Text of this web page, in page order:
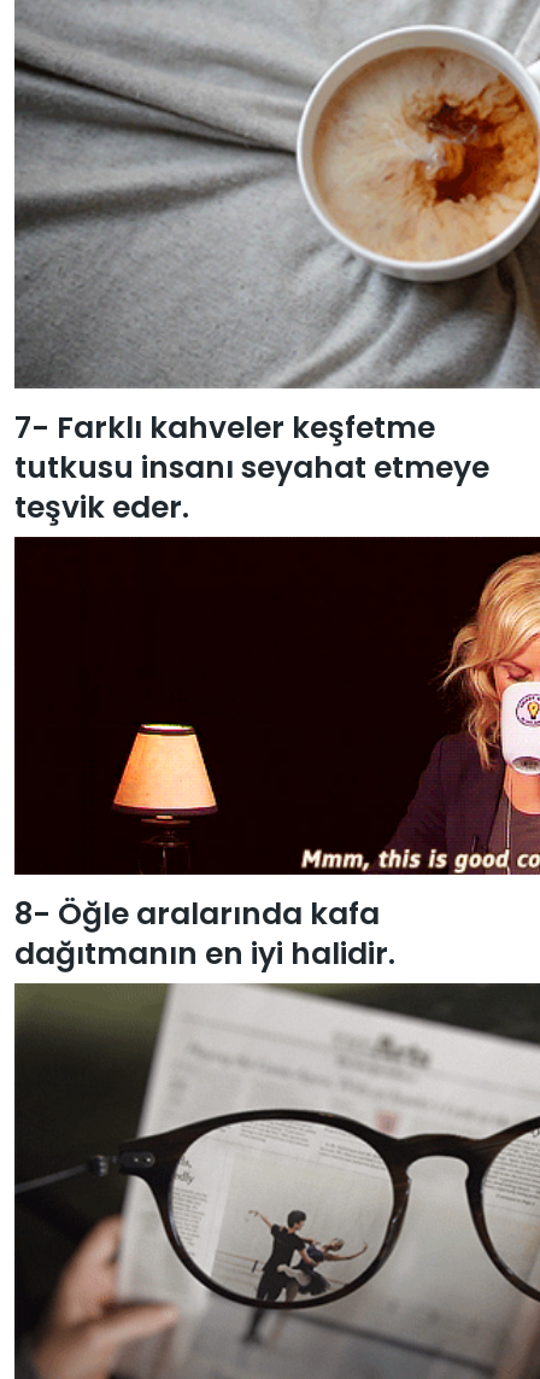
7- Farklı kahveler keşfetme
tutkusu insanı seyahat etmeye
teşvik eder.
8- Öğle aralarında kafa
dağıtmanın en iyi halidir.